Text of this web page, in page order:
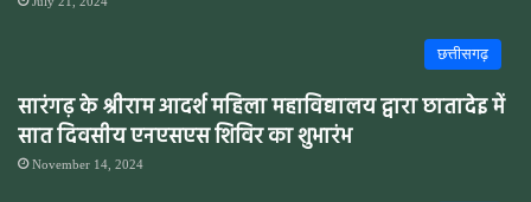
छत्तीसगढ़
सारंगढ़ के श्रीराम आदर्श महिला महाविद्यालय द्वारा छातादेइ में
सात दिवसीय एनएसएस शिविर का शुभारंभ
November 14, 2024